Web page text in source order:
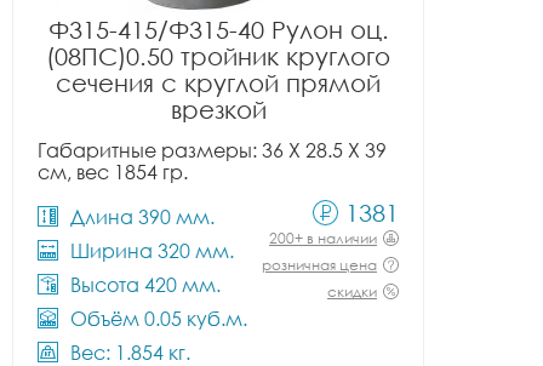
Ф315-415/Ф315-40 Рулон оц.
(08ПС)0.50 тройник круглого
сечения с круглой прямой
врезкой
Габаритные размеры: 36 X 28.5 X 39
см, вес 1854 гр.
Длина 390 мм.
Ширина 320 мм.
Высота 420 мм.
Объём 0.05 куб.м.
Вес: 1.854 кг.
1381
200+ в наличии
розничная цена
скидки